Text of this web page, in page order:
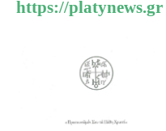
https://platynews.gr